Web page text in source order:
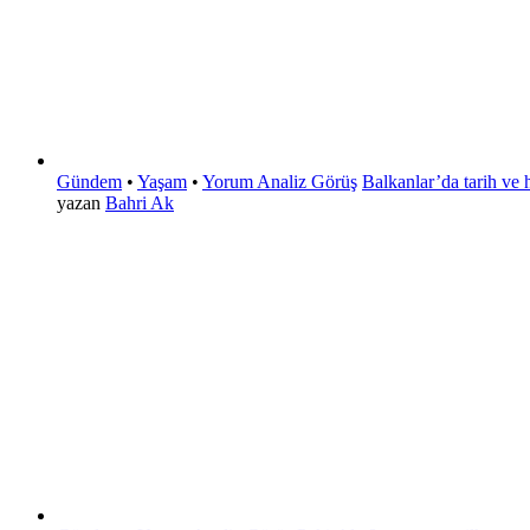
Gündem • Yaşam • Yorum Analiz Görüş Balkanlar’da tarih ve
yazan Bahri Ak